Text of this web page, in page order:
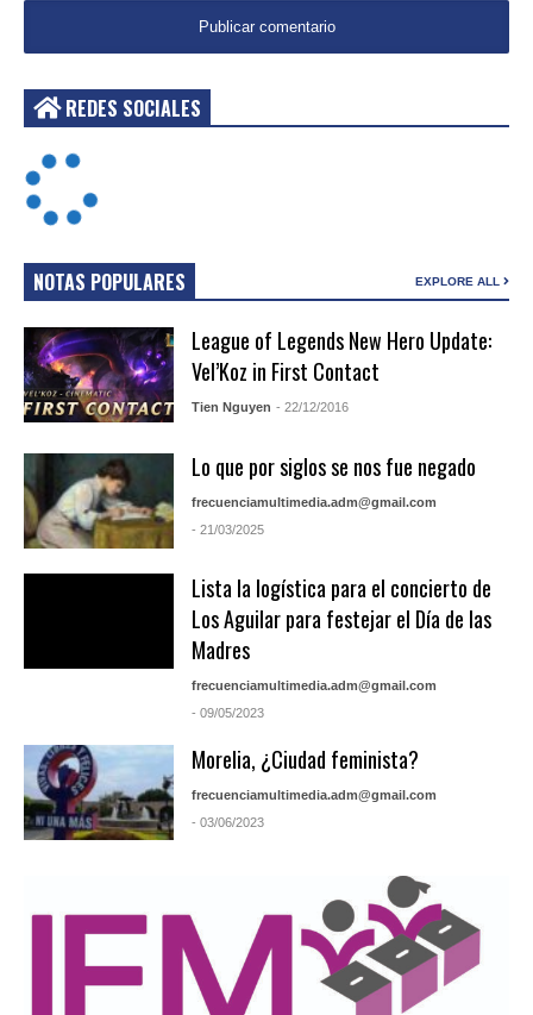
REDES SOCIALES
NOTAS POPULARES EXPLORE ALL
League of Legends New Hero Update:
Vel’Koz in First Contact
Tien Nguyen - 22/12/2016
Lo que por siglos se nos fue negado
frecuenciamultimedia.adm@gmail.com
- 21/03/2025
Lista la logística para el concierto de
Los Aguilar para festejar el Día de las
Madres
frecuenciamultimedia.adm@gmail.com
- 09/05/2023
Morelia, ¿Ciudad feminista?
frecuenciamultimedia.adm@gmail.com
- 03/06/2023